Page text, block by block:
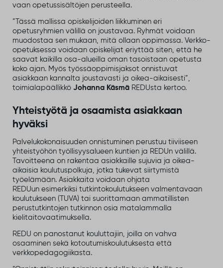
vaan opetussisältöjen perusteella.
”Tässä mallissa opiskelijoiden liikkuminen eri
opetusryhmien välillä on joustavaa. Ryhmät voidaan
muodostaa sen mukaan, mitä ollaan oppimassa. Verkko-
opetuksessa voidaan opiskelijat eriyttää siten, että he
saavat kaikilla osa-alueilla oman tasoistaan opetusta
koko ajan. Myös työssäoppimisjaksot onnistuvat
asiakkaan kannalta joustavasti ja oikea-aikaisesti”,
toimialapäällikkö Johanna Käsmä REDUsta kertoo.
Yhteistyötä ja osaamista asiakkaan
hyväksi
Palvelukokonaisuuden onnistuminen perustuu tiiviiseen
yhteistyöhön työllisyysalueen kuntien ja REDUn välillä.
Tavoitteena on rakentaa asiakkaille sujuvia ja oikea-
aikaisia koulutuspolkuja, jotka tukevat siirtymistä
työelämään. Asiakkaita voidaan ohjata
REDUun esimerkiksi tutkintokoulutukseen valmentavaan
koulutukseen (TUVA) tai suorittamaan ammatillisten
perustutkintojen tutkinnon osia matalammalla
kielitaitovaatimuksella.
REDU on panostanut kouluttajiin, joilla on vahva
osaaminen sekä kotoutumiskoulutuksesta että
verkkopedagogiikasta.